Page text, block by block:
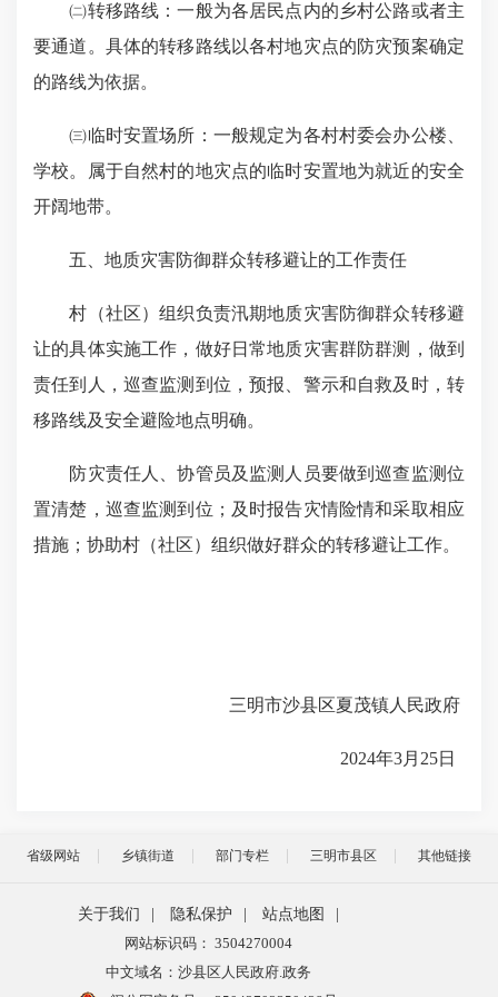
㈡转移路线：一般为各居民点内的乡村公路或者主
要通道。具体的转移路线以各村地灾点的防灾预案确定
的路线为依据。
㈢临时安置场所：一般规定为各村村委会办公楼、
学校。属于自然村的地灾点的临时安置地为就近的安全
开阔地带。
五、地质灾害防御群众转移避让的工作责任
村（社区）组织负责汛期地质灾害防御群众转移避
让的具体实施工作，做好日常地质灾害群防群测，做到
责任到人，巡查监测到位，预报、警示和自救及时，转
移路线及安全避险地点明确。
防灾责任人、协管员及监测人员要做到巡查监测位
置清楚，巡查监测到位；及时报告灾情险情和采取相应
措施；协助村（社区）组织做好群众的转移避让工作。
三明市沙县区夏茂镇人民政府
2024年3月25日
省级网站 乡镇街道 部门专栏 三明市县区 其他链接
关于我们 隐私保护 站点地图
网站标识码： 3504270004
中文域名：沙县区人民政府.政务